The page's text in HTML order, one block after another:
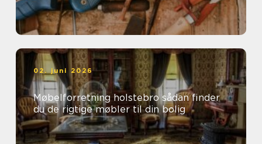
02. juni 2026
Møbelforretning holstebro sådan finder
du de rigtige møbler til din bolig